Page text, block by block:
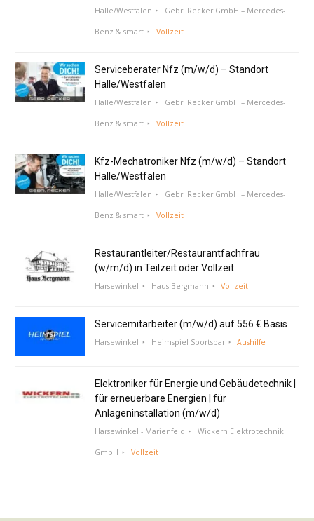
Halle/Westfalen Gebr. Recker GmbH – Mercedes-
Benz & smart Vollzeit
Serviceberater Nfz (m/w/d) – Standort
Halle/Westfalen
Halle/Westfalen Gebr. Recker GmbH – Mercedes-
Benz & smart Vollzeit
Kfz-Mechatroniker Nfz (m/w/d) – Standort
Halle/Westfalen
Halle/Westfalen Gebr. Recker GmbH – Mercedes-
Benz & smart Vollzeit
Restaurantleiter/Restaurantfachfrau
(w/m/d) in Teilzeit oder Vollzeit
Harsewinkel Haus Bergmann Vollzeit
Servicemitarbeiter (m/w/d) auf 556 € Basis
Harsewinkel Heimspiel Sportsbar Aushilfe
Elektroniker für Energie und Gebäudetechnik |
für erneuerbare Energien | für
Anlageninstallation (m/w/d)
Harsewinkel - Marienfeld Wickern Elektrotechnik
GmbH Vollzeit